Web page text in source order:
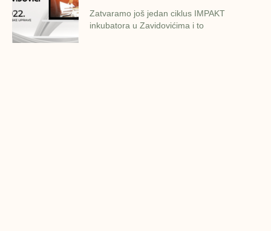
Zatvaramo još jedan ciklus IMPAKT
inkubatora u Zavidovićima i to